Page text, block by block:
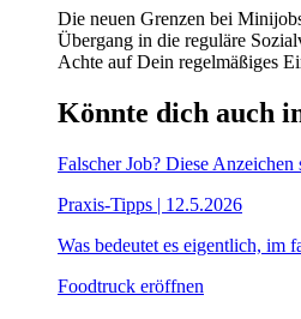
Die neuen Grenzen bei
Übergang in die reguläre
Achte auf Dein regelmäßiges
Könnte dich auch
Falscher Job? Diese Anzeichen
Praxis-Tipps | 12.5.2026
Was bedeutet es eigentlich, im
Foodtruck eröffnen